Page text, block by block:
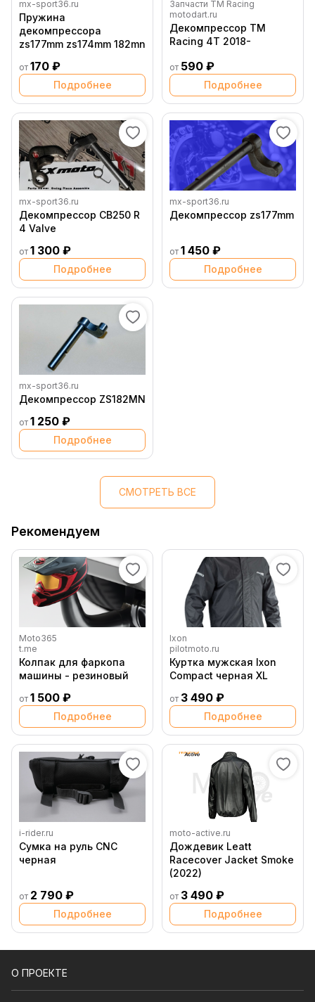
mx-sport36.ru
Пружина
декомпрессора
zs177mm zs174mm 182mn
от 170 ₽
Подробнее
Запчасти TM Racing
motodart.ru
Декомпрессор TM
Racing 4Т 2018-
от 590 ₽
Подробнее
mx-sport36.ru
Декомпрессор CB250 R
4 Valve
от 1 300 ₽
Подробнее
mx-sport36.ru
Декомпрессор zs177mm
от 1 450 ₽
Подробнее
mx-sport36.ru
Декомпрессор ZS182MN
от 1 250 ₽
Подробнее
СМОТРЕТЬ ВСЕ
Рекомендуем
Moto365
t.me
Колпак для фаркопа
машины - резиновый
от 1 500 ₽
Подробнее
Ixon
pilotmoto.ru
Куртка мужская Ixon
Compact черная XL
от 3 490 ₽
Подробнее
i-rider.ru
Сумка на руль CNC
черная
от 2 790 ₽
Подробнее
moto-active.ru
Дождевик Leatt
Racecover Jacket Smoke
(2022)
от 3 490 ₽
Подробнее
О ПРОЕКТЕ